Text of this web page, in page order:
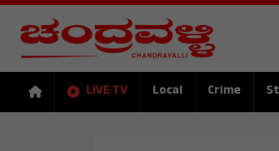
LIVE TV Local Crime